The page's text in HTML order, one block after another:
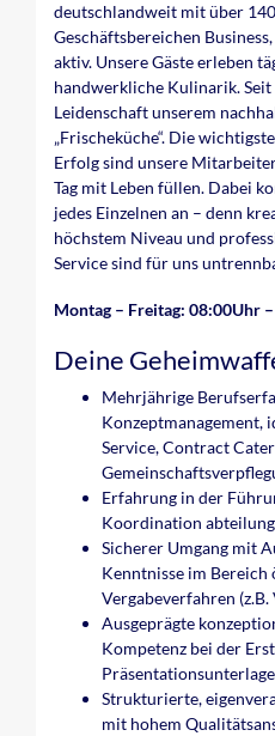
deutschlandweit mit über
Geschäftsbereichen
aktiv. Unsere Gäste erleben
handwerkliche Kulinarik.
Leidenschaft unserem
„Frischeküche“. Die
Erfolg sind unsere
Tag mit Leben füllen. Dabei
jedes Einzelnen an – denn
höchstem Niveau und
Service sind für uns
Montag – Freitag: 08:00Uhr
Deine
Mehrjährige
Konzeptmanagement,
Service, Contract
Erfahrung in der
Koordination
Sicherer Umgang mit
Kenntnisse im
Vergabeverfahren
Ausgeprägte
Kompetenz bei der
Strukturierte,
mit hohem